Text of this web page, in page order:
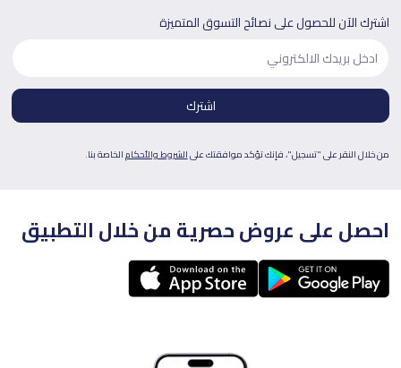
اشترك الآن للحصول على نصائح التسوق المتميزة
من خلال النقر على "تسجيل"، فإنك تؤكد موافقتك علىالشروط والأحكامالخاصة بنا.
احصل على عروض حصرية من خلال التطبيق